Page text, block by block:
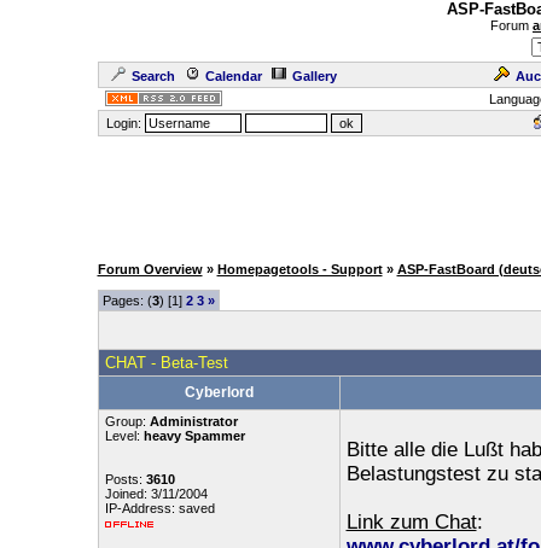
ASP-
Forum
Search Calendar Gallery
Login:
Forum Overview » Homepagetools - Support » ASP-FastBoard
Pages: (3) [1] 2 3 »
CHAT - Beta-Test
Cyberlord
Group: Administrator
Level: heavy Spammer
Posts: 3610
Joined: 3/11/2004
IP-Address: saved
Bitte alle die Lußt
Belastungstest zu
Link zum Chat: